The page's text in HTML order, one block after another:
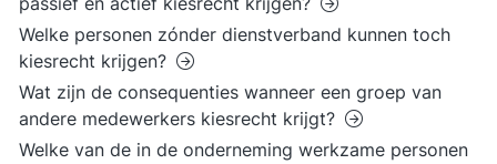
Welke personen zónder dienstverband kunnen toch
kiesrecht krijgen?
Wat zijn de consequenties wanneer een groep van
andere medewerkers kiesrecht krijgt?
Welke van de in de onderneming werkzame personen